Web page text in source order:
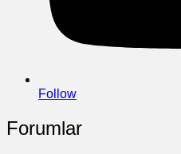
Follow
Forumlar